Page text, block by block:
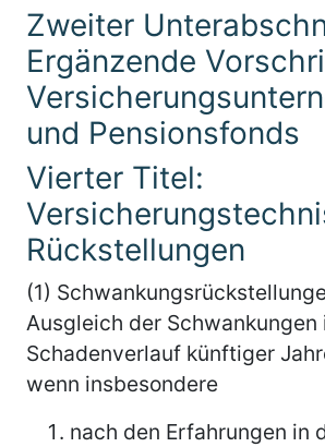
Zweiter
Ergänzende
und Pensionsfonds
Vierter Titel:
Rückstellungen
(1)
Ausgleich der Schwankungen
Schadenverlauf künftiger
wenn insbesondere
nach den Erfahrungen in